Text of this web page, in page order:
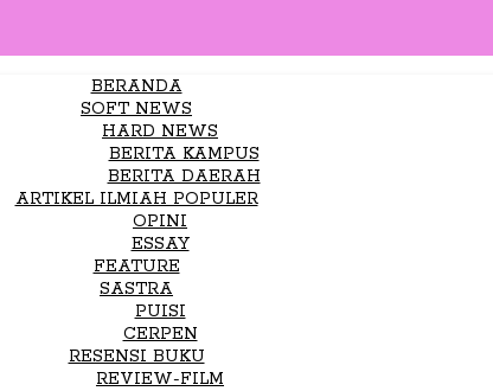
BERANDA
SOFT NEWS
HARD NEWS
BERITA KAMPUS
BERITA DAERAH
ARTIKEL ILMIAH POPULER
OPINI
ESSAY
FEATURE
SASTRA
PUISI
CERPEN
RESENSI BUKU
REVIEW-FILM